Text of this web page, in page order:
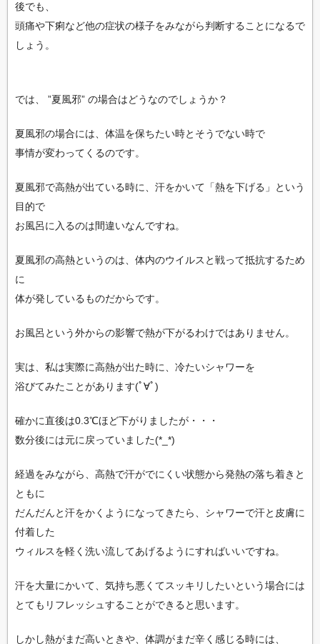
後でも、
頭痛や下痢など他の症状の様子をみながら判断することになるで
しょう。
では、 ”夏風邪” の場合はどうなのでしょうか？
夏風邪の場合には、体温を保ちたい時とそうでない時で
事情が変わってくるのです。
夏風邪で高熱が出ている時に、汗をかいて「熱を下げる」という
目的で
お風呂に入るのは間違いなんですね。
夏風邪の高熱というのは、体内のウイルスと戦って抵抗するため
に
体が発しているものだからです。
お風呂という外からの影響で熱が下がるわけではありません。
実は、私は実際に高熱が出た時に、冷たいシャワーを
浴びてみたことがあります(ﾟ∀ﾟ)
確かに直後は0.3℃ほど下がりましたが・・・
数分後には元に戻っていました(*_*)
経過をみながら、高熱で汗がでにくい状態から発熱の落ち着きと
ともに
だんだんと汗をかくようになってきたら、シャワーで汗と皮膚に
付着した
ウィルスを軽く洗い流してあげるようにすればいいですね。
汗を大量にかいて、気持ち悪くてスッキリしたいという場合には
とてもリフレッシュすることができると思います。
しかし熱がまだ高いときや、体調がまだ辛く感じる時には、